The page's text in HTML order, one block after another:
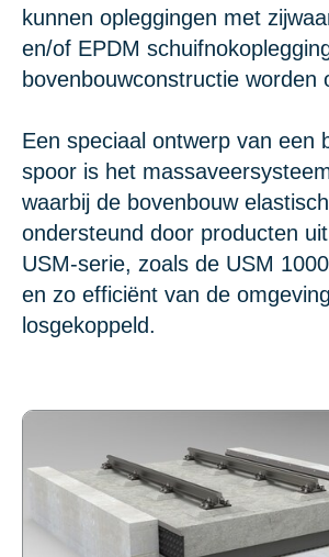
kunnen opleggingen met
en/of EPDM
bovenbouwconstructie worden
Een speciaal ontwerp van een
spoor is het
waarbij de bovenbouw
ondersteund door producten
USM-serie, zoals de USM
en zo efficiënt van de
losgekoppeld.